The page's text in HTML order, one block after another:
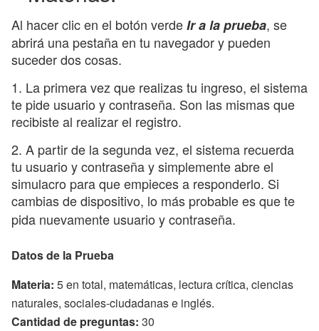
Al hacer clic en el botón verdeIr a la prueba, se
abrirá una pestaña en tu navegador y pueden
suceder dos cosas.
1. La primera vez que realizas tu ingreso, el sistema
te pide usuario y contraseña. Son las mismas que
recibiste al realizar el registro.
2. A partir de la segunda vez, el sistema recuerda
tu usuario y contraseña y simplemente abre el
simulacro para que empieces a responderlo. Si
cambias de dispositivo, lo más probable es que te
pida nuevamente usuario y contraseña.
Datos de la Prueba
Materia: 5 en total, matemáticas, lectura crítica, ciencias
naturales, sociales-ciudadanas e inglés.
Cantidad de preguntas: 30